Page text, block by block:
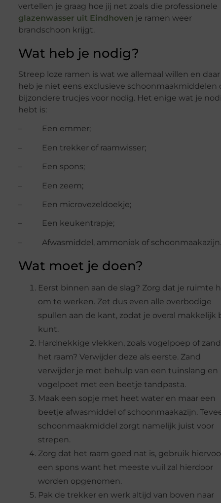
vertellen je graag hoe jij net zoals die professionele
glazenwasser uit Eindhoven je ramen weer
brandschoon krijgt.
Wat heb je nodig?
Streep loze ramen is wat we allemaal willen en daar
heb je niet eens exclusieve schoonmaakmiddelen
bijzondere trucjes voor nodig. Het enige wat je
hebt is:
– Een emmer;
– Een trekker of raamwisser;
– Een spons;
– Een zeem;
– Een microvezeldoekje;
– Een keukentrapje;
– Afwasmiddel, ammoniak of schoonmaakazijn.
Wat moet je doen?
Eerst binnen aan de slag? Zorg dat je ruimte
om te werken. Zet dus even alle overbodige
spullen aan de kant, zodat je overal makkelijk
kunt.
Hardnekkige vlekken, zoals vogelpoep of
het raam? Verwijder deze als eerste. Zand
verwijder je met behulp van een tuinslang en
vogelpoet met een beetje tandpasta.
Maak een sopje met heet water en maar een
beetje afwasmiddel of schoonmaakazijn.
schoonmaakmiddel zorgt namelijk juist voor
strepen.
Zorg dat het raam goed nat is, gebruik
een spons want het meeste vuil zal hierdoor
worden opgenomen.
Pak de trekker en werk altijd van boven naar